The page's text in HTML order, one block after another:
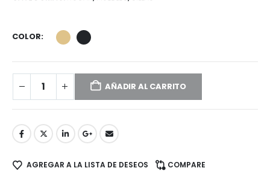
COLOR
AÑADIR AL CARRITO
AGREGAR A LA LISTA DE DESEOS COMPARE